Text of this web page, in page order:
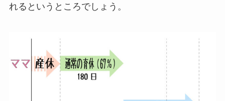
れるというところでしょう。